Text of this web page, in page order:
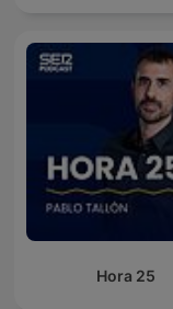
Hora 25